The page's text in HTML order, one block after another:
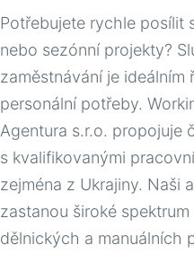
Potřebujete rychle posílit
nebo sezónní projekty?
zaměstnávání je ideálním
personální potřeby.
Agentura s.r.o. propojuje
s kvalifikovanými
zejména z Ukrajiny. Naši
zastanou široké
dělnických a manuálních